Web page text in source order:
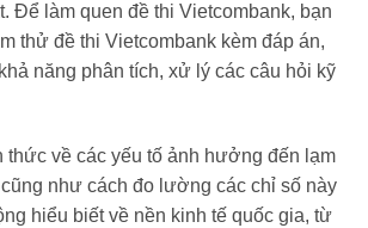
Để làm quen đề thi Vietcombank, bạn
thử đề thi Vietcombank kèm đáp án,
năng phân tích, xử lý các câu hỏi kỹ
thức về các yếu tố ảnh hưởng đến lạm
như cách đo lường các chỉ số này
hiểu biết về nền kinh tế quốc gia, từ